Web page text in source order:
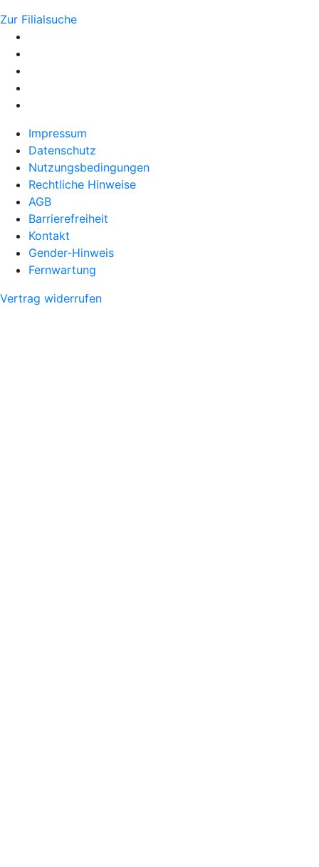
Zur Filialsuche
Impressum
Datenschutz
Nutzungsbedingungen
Rechtliche Hinweise
AGB
Barrierefreiheit
Kontakt
Gender-Hinweis
Fernwartung
Vertrag widerrufen